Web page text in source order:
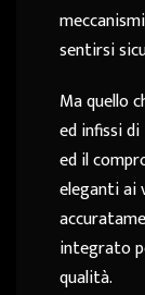
sentirsi
Ma quello
ed infissi
ed il
eleganti ai
integrato
qualità.